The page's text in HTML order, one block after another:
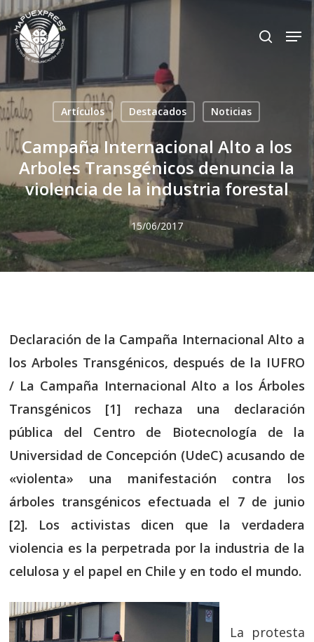
Skip
to
main
content
search
Artículos Destacados Noticias
Campaña Internacional Alto a los
Arboles Transgénicos denuncia la
violencia de la industria forestal
15/06/2017
Declaración de la Campaña Internacional Alto a
los Arboles Transgénicos, después de la IUFRO
/ La Campaña Internacional Alto a los Árboles
Transgénicos [1] rechaza una declaración
pública del Centro de Biotecnología de la
Universidad de Concepción (UdeC) acusando de
«violenta» una manifestación contra los
árboles transgénicos efectuada el 7 de junio
[2]. Los activistas dicen que la verdadera
violencia es la perpetrada por la industria de la
celulosa y el papel en Chile y en todo el mundo.
La protesta
Close